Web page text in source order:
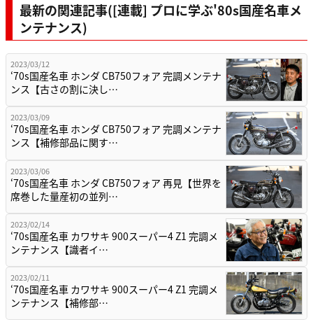
最新の関連記事([連載] プロに学ぶ'80s国産名車メ
ンテナンス)
2023/03/12
‘70s国産名車 ホンダ CB750フォア 完調メンテナ
ンス【古さの割に決し…
2023/03/09
‘70s国産名車 ホンダ CB750フォア 完調メンテナ
ンス【補修部品に関す…
2023/03/06
‘70s国産名車 ホンダ CB750フォア 再見【世界を
席巻した量産初の並列…
2023/02/14
‘70s国産名車 カワサキ 900スーパー4 Z1 完調メ
ンテナンス【識者イ…
2023/02/11
‘70s国産名車 カワサキ 900スーパー4 Z1 完調メ
ンテナンス【補修部…